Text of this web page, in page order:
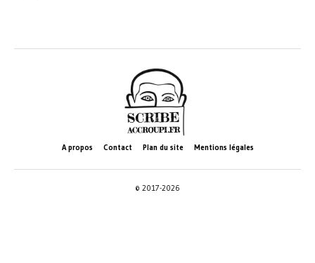
A propos Contact Plan du site Mentions légales
© 2017-2026